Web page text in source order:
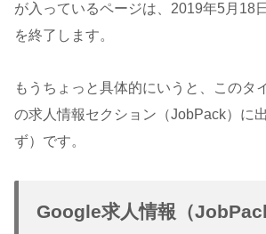
が入っているページは、2019年5月18
を終了します。
もうちょっと具体的にいうと、このタ
の求人情報セクション（JobPack）に
ず）です。
Google求人情報（